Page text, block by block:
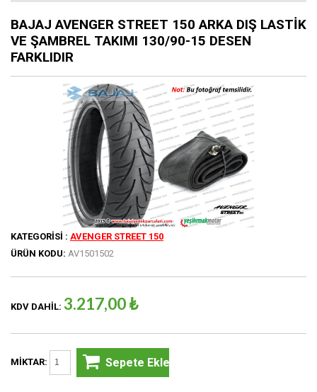
BAJAJ AVENGER STREET 150 ARKA DIŞ LASTIK
VE ŞAMBREL TAKIMI 130/90-15 DESEN
FARKLIDIR
KATEGORISI : AVENGER STREET 150
ÜRÜN KODU: AV1501502
KDV DAHIL: 3.217,00 ₺
MIKTAR: Sepete Ekle